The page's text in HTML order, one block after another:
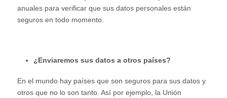
anuales para verificar que sus datos personales están
seguros en todo momento.
¿Enviaremos sus datos a otros países?
En el mundo hay países que son seguros para sus datos y
otros que no lo son tanto. Así por ejemplo, la Unión